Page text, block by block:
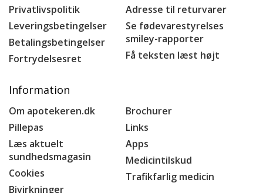
Privatlivspolitik
Leveringsbetingelser
Betalingsbetingelser
Fortrydelsesret
Adresse til returvarer
Se fødevarestyrelses
smiley-rapporter
Få teksten læst højt
Information
Om apotekeren.dk
Pillepas
Læs aktuelt
sundhedsmagasin
Cookies
Bivirkninger
Brochurer
Links
Apps
Medicintilskud
Trafikfarlig medicin